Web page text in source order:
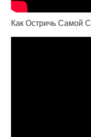
Как Остричь Самой